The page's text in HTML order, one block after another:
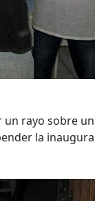
rayo sobre
la